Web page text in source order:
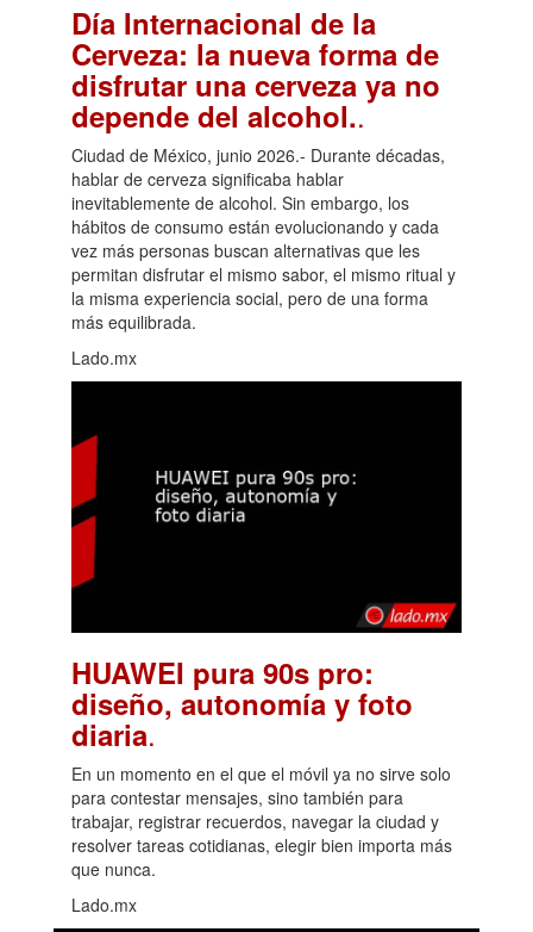
Día Internacional de la
Cerveza: la nueva forma de
disfrutar una cerveza ya no
depende del alcohol..
Ciudad de México, junio 2026.- Durante décadas,
hablar de cerveza significaba hablar
inevitablemente de alcohol. Sin embargo, los
hábitos de consumo están evolucionando y cada
vez más personas buscan alternativas que les
permitan disfrutar el mismo sabor, el mismo ritual y
la misma experiencia social, pero de una forma
más equilibrada.
Lado.mx
HUAWEI pura 90s pro:
diseño, autonomía y foto
diaria.
En un momento en el que el móvil ya no sirve solo
para contestar mensajes, sino también para
trabajar, registrar recuerdos, navegar la ciudad y
resolver tareas cotidianas, elegir bien importa más
que nunca.
Lado.mx